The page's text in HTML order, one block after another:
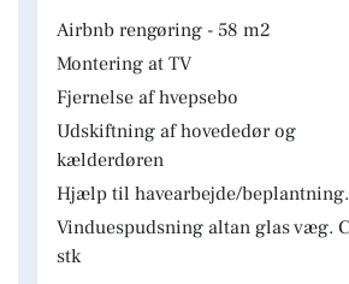
Airbnb rengøring - 58 m2
Montering at TV
Fjernelse af hvepsebo
Udskiftning af hovededør og
kælderdøren
Hjælp til havearbejde/beplantning.
Vinduespudsning altan glas væg.
stk